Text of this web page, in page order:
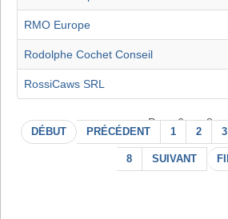
RMO Europe
Rodolphe Cochet Conseil
RossiCaws SRL
Page 6 sur 8
DÉBUT PRÉCÉDENT 1 2 3
8 SUIVANT